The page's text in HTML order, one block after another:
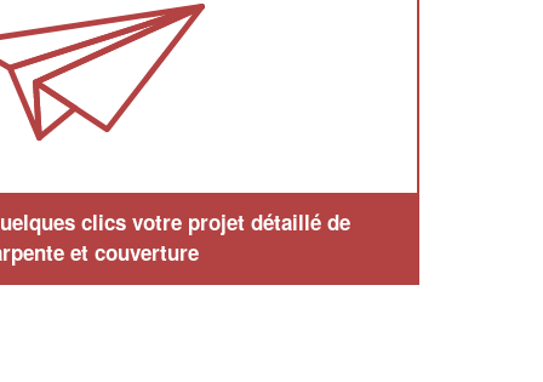
clics votre projet détaillé de
et couverture